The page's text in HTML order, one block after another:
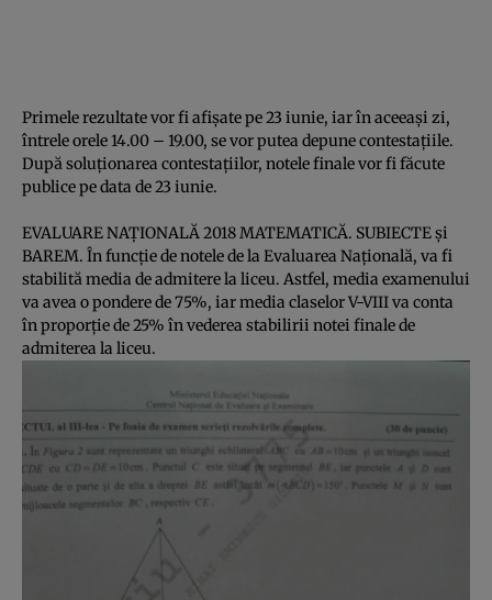
Primele rezultate vor fi afişate pe 23 iunie, iar în aceeaşi zi,
întrele orele 14.00 – 19.00, se vor putea depune contestaţiile.
După soluţionarea contestaţiilor, notele finale vor fi făcute
publice pe data de 23 iunie.
EVALUARE NAŢIONALĂ 2018 MATEMATICĂ. SUBIECTE şi
BAREM. În funcţie de notele de la Evaluarea Naţională, va fi
stabilită media de admitere la liceu. Astfel, media examenului
va avea o pondere de 75%, iar media claselor V-VIII va conta
în proporţie de 25% în vederea stabilirii notei finale de
admiterea la liceu.